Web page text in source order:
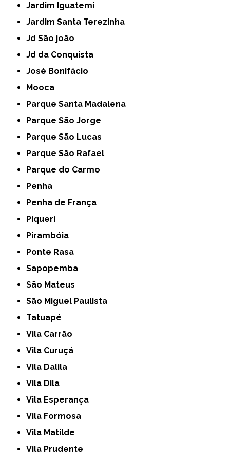
Jardim Iguatemi
Jardim Santa Terezinha
Jd São joão
Jd da Conquista
José Bonifácio
Mooca
Parque Santa Madalena
Parque São Jorge
Parque São Lucas
Parque São Rafael
Parque do Carmo
Penha
Penha de França
Piqueri
Pirambóia
Ponte Rasa
Sapopemba
São Mateus
São Miguel Paulista
Tatuapé
Vila Carrão
Vila Curuçá
Vila Dalila
Vila Dila
Vila Esperança
Vila Formosa
Vila Matilde
Vila Prudente